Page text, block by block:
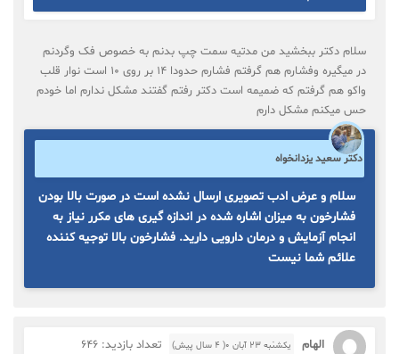
سلام دکتر ببخشید من مدتیه سمت چپ بدنم به خصوص فک وگردنم
در میگیره وفشارم هم گرفتم فشارم حدودا ۱۴ بر روی ۱۰ است نوار قلب
واکو هم گرفتم که ضمیمه است دکتر رفتم گفتند مشکل ندارم اما خودم
حس میکنم مشکل دارم
دکتر سعید یزدانخواه
سلام و عرض ادب تصویری ارسال نشده است در صورت بالا بودن
فشارخون به میزان اشاره شده در اندازه گیری های مکرر نیاز به
انجام آزمایش و درمان دارویی دارید. فشارخون بالا توجیه کننده
علائم شما نیست
الهام یکشنبه ۲۳ آبان ۰( 4 سال پیش) تعداد بازدید: 646